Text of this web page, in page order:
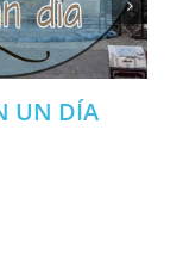
UN DÍA